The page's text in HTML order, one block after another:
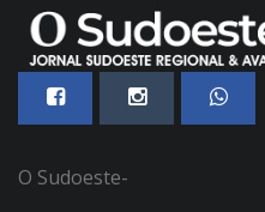
O Sudoeste-